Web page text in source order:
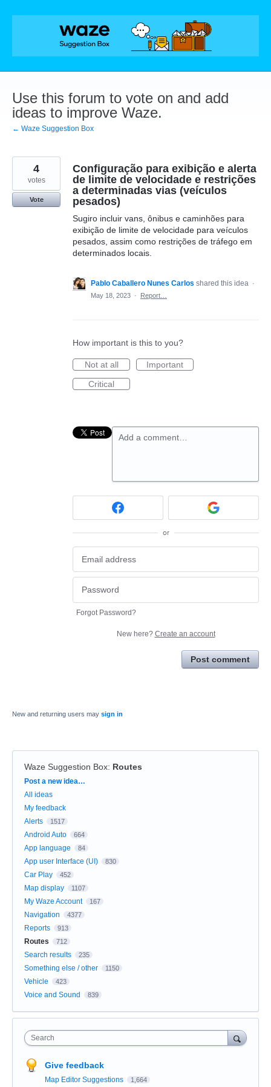
Skip
Use this forum to vote on and add
ideas to improve Waze.
← Waze Suggestion Box
Configuração para exibição e alerta
de limite de velocidade e restrições
a determinadas vias (veículos
pesados)
Sugiro incluir vans, ônibus e caminhões para
exibição de limite de velocidade para veículos
pesados, assim como restrições de tráfego em
determinados locais.
4
votes
Vote
Pablo Caballero Nunes Carlos shared this idea ·
May 18, 2023 · Report…
How important is this to you?
Not at all
Important
Critical
Add a comment…
or
Forgot Password?
New here? Create an account
Post comment
New and returning users may sign in
Waze Suggestion Box: Routes
Categories
Post a new idea…
All ideas
My feedback
Alerts
1517
Android Auto 664
App language 84
App user Interface (UI) 830
Car Play 452
Map display 1107
My Waze Account 167
Navigation 4377
Reports 913
Routes 712
Search results 235
Something else / other 1150
Vehicle 423
Voice and Sound 839
Search
Give feedback
Map Editor Suggestions 1,664